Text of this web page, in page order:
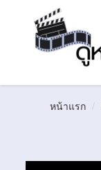
หน้าแรก